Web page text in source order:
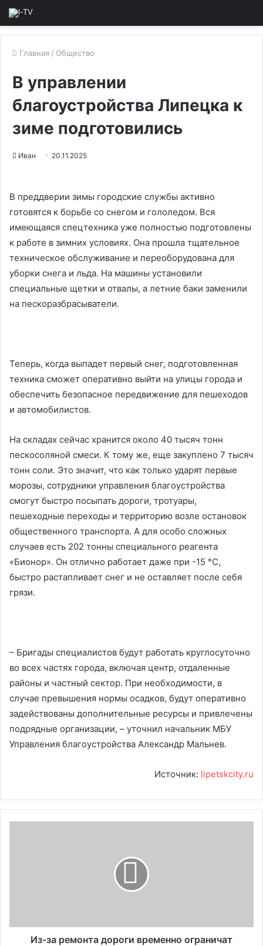
Главная / Общество
В управлении
благоустройства Липецка к
зиме подготовились
Иван 20.11.2025
В преддверии зимы городские службы активно
готовятся к борьбе со снегом и гололедом. Вся
имеющаяся спецтехника уже полностью подготовлены
к работе в зимних условиях. Она прошла тщательное
техническое обслуживание и переоборудована для
уборки снега и льда. На машины установили
специальные щетки и отвалы, а летние баки заменили
на пескоразбрасыватели.
Теперь, когда выпадет первый снег, подготовленная
техника сможет оперативно выйти на улицы города и
обеспечить безопасное передвижение для пешеходов
и автомобилистов.
На складах сейчас хранится около 40 тысяч тонн
пескосоляной смеси. К тому же, еще закуплено 7 тысяч
тонн соли. Это значит, что как только ударят первые
морозы, сотрудники управления благоустройства
смогут быстро посыпать дороги, тротуары,
пешеходные переходы и территорию возле остановок
общественного транспорта. А для особо сложных
случаев есть 202 тонны специального реагента
«Бионор». Он отлично работает даже при -15 °C,
быстро растапливает снег и не оставляет после себя
грязи.
– Бригады специалистов будут работать круглосуточно
во всех частях города, включая центр, отдаленные
районы и частный сектор. При необходимости, в
случае превышения нормы осадков, будут оперативно
задействованы дополнительные ресурсы и привлечены
подрядные организации, – уточнил начальник МБУ
Управления благоустройства Александр Мальнев.
Источник: lipetskcity.ru
Из-за ремонта дороги временно ограничат